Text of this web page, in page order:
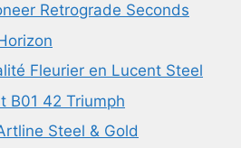
Retrograde Seconds
Fleurier en Lucent Steel
B01 42 Triumph
Steel & Gold